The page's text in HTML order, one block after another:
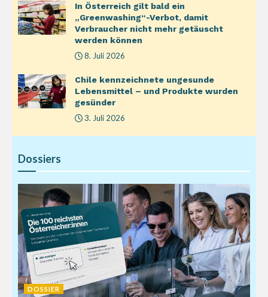
In Österreich gilt bald ein
„Greenwashing“-Verbot, damit
Verbraucher nicht mehr getäuscht
werden können
8. Juli 2026
Chile kennzeichnete ungesunde
Lebensmittel – und Produkte wurden
gesünder
3. Juli 2026
Dossiers
DOSSIER